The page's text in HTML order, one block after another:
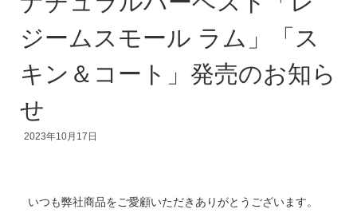
ジームスモール ラム」「ス
キン＆コート」発売のお知ら
せ
2023年10月17日
いつも弊社商品をご愛顧いただきありがとうございます。